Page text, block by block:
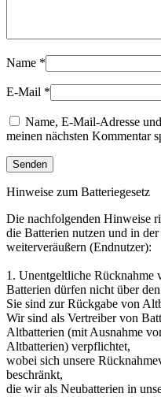
Name *
E-Mail *
Name, E-Mail-Adresse
meinen nächsten Kommentar
Hinweise zum Batteriegesetz
Die nachfolgenden Hinweise
die Batterien nutzen und in
weiterveräußern (Endnutzer):
1. Unentgeltliche Rücknahme
Batterien dürfen nicht über
Sie sind zur Rückgabe von
Wir sind als Vertreiber von
Altbatterien (mit Ausnahme
Altbatterien) verpflichtet,
wobei sich unsere
beschränkt,
die wir als Neubatterien in